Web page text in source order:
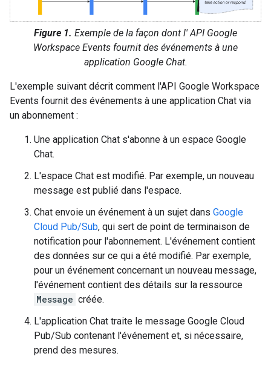
Figure 1. Exemple de la façon dont l' API Google
Workspace Events fournit des événements à une
application Google Chat.
L'exemple suivant décrit comment l'API Google Workspace
Events fournit des événements à une application Chat via
un abonnement :
Une application Chat s'abonne à un espace Google
Chat.
L'espace Chat est modifié. Par exemple, un nouveau
message est publié dans l'espace.
Chat envoie un événement à un sujet dans Google
Cloud Pub/Sub, qui sert de point de terminaison de
notification pour l'abonnement. L'événement contient
des données sur ce qui a été modifié. Par exemple,
pour un événement concernant un nouveau message,
l'événement contient des détails sur la ressource
Message créée.
L'application Chat traite le message Google Cloud
Pub/Sub contenant l'événement et, si nécessaire,
prend des mesures.